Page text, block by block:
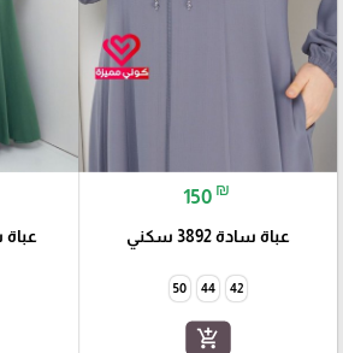
150 ₪
عباة سادة 3892 سكني
42
44
50
add_shopping_cart
عباة